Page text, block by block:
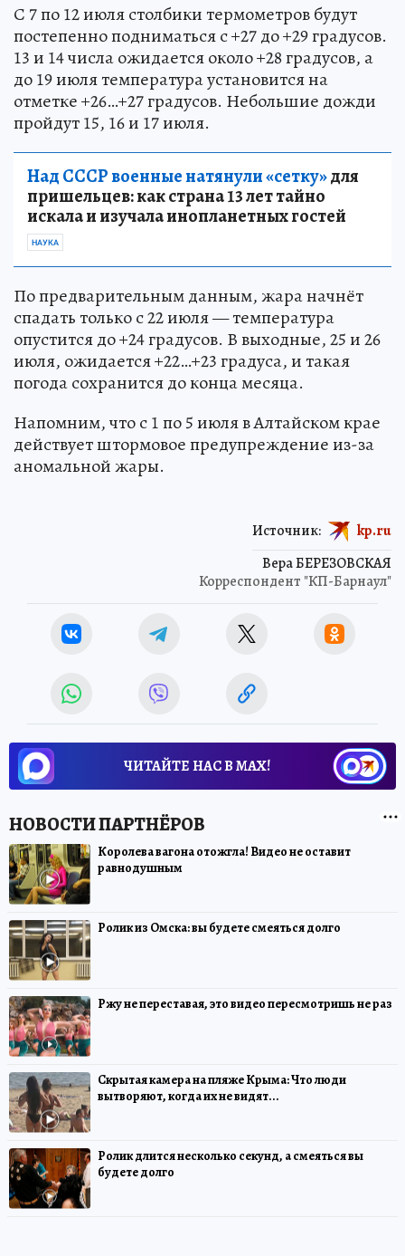
С 7 по 12 июля столбики термометров будут
постепенно подниматься с +27 до +29 градусов.
13 и 14 числа ожидается около +28 градусов, а
до 19 июля температура установится на
отметке +26…+27 градусов. Небольшие дожди
пройдут 15, 16 и 17 июля.
Над СССР военные натянули «сетку»для
пришельцев: как страна 13 лет тайно
искала и изучала инопланетных гостей
НАУКА
По предварительным данным, жара начнёт
спадать только с 22 июля — температура
опустится до +24 градусов. В выходные, 25 и 26
июля, ожидается +22…+23 градуса, и такая
погода сохранится до конца месяца.
Напомним, что с 1 по 5 июля в Алтайском крае
действует штормовое предупреждение из-за
аномальной жары.
Вера БЕРЕЗОВСКАЯ
Корреспондент "КП-Барнаул"
Источник: kp.ru
ЧИТАЙТЕ НАС В МАХ!
Королева вагона отожгла! Видео не оставит
равнодушным
Ролик из Омска: вы будете смеяться долго
Ржу не переставая, это видео пересмотришь не раз
Скрытая камера на пляже Крыма: Что люди
вытворяют, когда их не видят...
Ролик длится несколько секунд, а смеяться вы
будете долго